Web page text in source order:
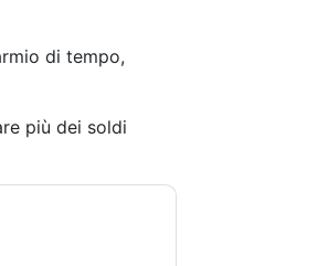
di tempo,
più dei soldi